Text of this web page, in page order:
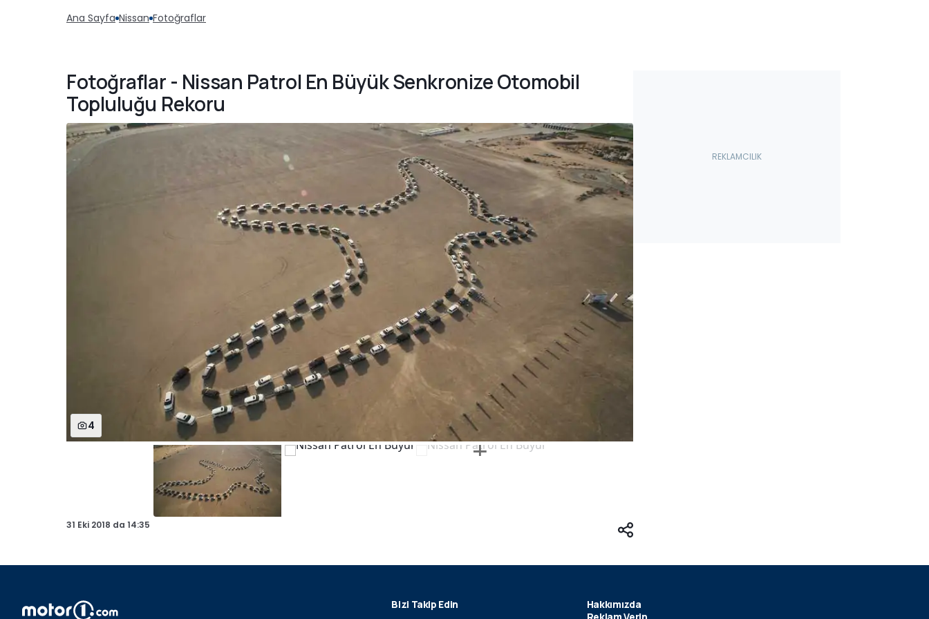
Ana Sayfa Nissan Fotoğraflar
Fotoğraflar - Nissan Patrol En Büyük Senkronize Otomobil
Topluluğu Rekoru
4
31 Eki 2018 da 14:35
Bizi Takip Edin
Hakkımızda